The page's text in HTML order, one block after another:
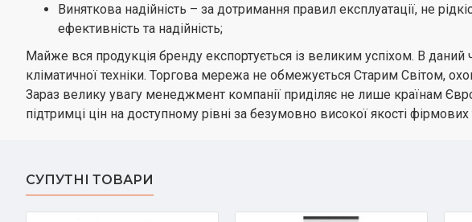
Виняткова надійність – за дотримання правил експлуатації, не
ефективність та надійність;
Майже вся продукція бренду експортується із великим успіхом. В
кліматичної техніки. Торгова мережа не обмежується Старим Світом,
Зараз велику увагу менеджмент компанії приділяє не лише країнам
підтримці цін на доступному рівні за безумовно високої якості
СУПУТНІ ТОВАРИ